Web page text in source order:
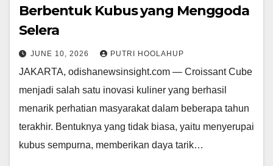
Berbentuk Kubus yang Menggoda
Selera
JUNE 10, 2026 PUTRI HOOLAHUP
JAKARTA, odishanewsinsight.com — Croissant Cube
menjadi salah satu inovasi kuliner yang berhasil
menarik perhatian masyarakat dalam beberapa tahun
terakhir. Bentuknya yang tidak biasa, yaitu menyerupai
kubus sempurna, memberikan daya tarik…